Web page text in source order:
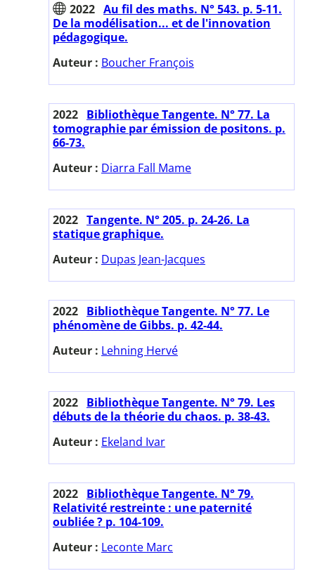
2022 Au fil des maths. N° 543. p. 5-11.
De la modélisation... et de l'innovation
pédagogique.
Auteur : Boucher François
2022 Bibliothèque Tangente. N° 77. La
tomographie par émission de positons. p.
66-73.
Auteur : Diarra Fall Mame
2022 Tangente. N° 205. p. 24-26. La
statique graphique.
Auteur : Dupas Jean-Jacques
2022 Bibliothèque Tangente. N° 77. Le
phénomène de Gibbs. p. 42-44.
Auteur : Lehning Hervé
2022 Bibliothèque Tangente. N° 79. Les
débuts de la théorie du chaos. p. 38-43.
Auteur : Ekeland Ivar
2022 Bibliothèque Tangente. N° 79.
Relativité restreinte : une paternité
oubliée ? p. 104-109.
Auteur : Leconte Marc